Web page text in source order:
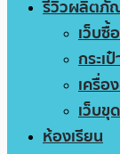
รีวิวผลิตภั
เว็บซื้
กระเ
เครื่อ
เว็บขุ
ห้องเรียน